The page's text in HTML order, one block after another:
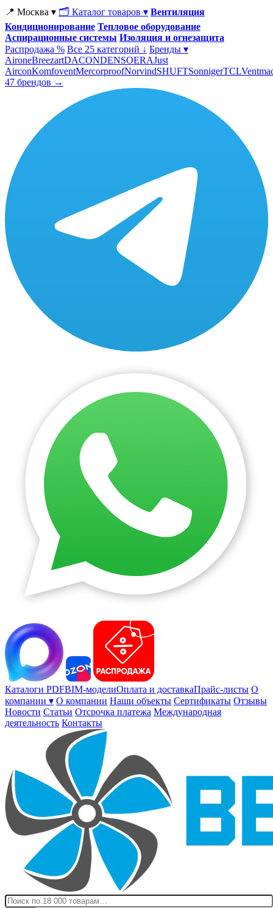
📍 Москва ▾ 🗂 Каталог товаров ▾ Вентиляция
Кондиционирование Тепловое оборудование
Аспирационные системы Изоляция и огнезащита
Распродажа % Все 25 категорий ↓ Бренды ▾
AironeBreezartDACONDENSOERAJust
AirconKomfoventMercorproofNorvindSHUFTSonnigerTCL
47 брендов →
Каталоги PDFBIM-моделиОплата и доставкаПрайс-листы О
компании ▾ О компании Наши объекты Сертификаты Отзывы
Новости Статьи Отсрочка платежа Международная
деятельность Контакты